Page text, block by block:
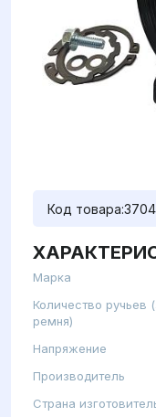
Код товара:
Марка
Количество ручьев
ремня)
Напряжение
Производитель
Страна